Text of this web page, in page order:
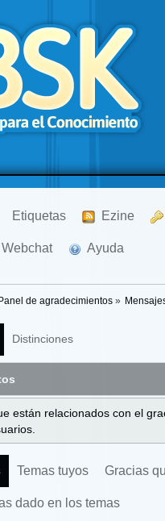
Etiquetas Ezine
Webchat Ayuda
Panel de agradecimientos»
Distinciones
están relacionados con el
Temas tuyos Gracias
dado en los temas